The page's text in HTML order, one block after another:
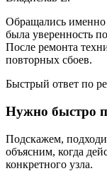
Обращались именно
была уверенность
После ремонта
повторных сбоев.
Быстрый ответ по
Нужно быстро
Подскажем,
объясним, когда
конкретного узла.